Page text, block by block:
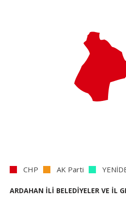
CHP AK Parti
ARDAHAN İLİ BELEDİYELER VE İL